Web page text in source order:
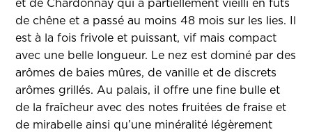
de chêne et a passé au moins 48 mois sur les lies. Il
est à la fois frivole et puissant, vif mais compact
avec une belle longueur. Le nez est dominé par des
arômes de baies mûres, de vanille et de discrets
arômes grillés. Au palais, il offre une fine bulle et
de la fraîcheur avec des notes fruitées de fraise et
de mirabelle ainsi qu’une minéralité légèrement